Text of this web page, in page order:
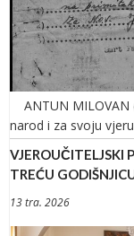
ANTUN MILOVAN
narod i za svoju
VJEROUČITELJSKI
TREĆU
13 tra. 2026